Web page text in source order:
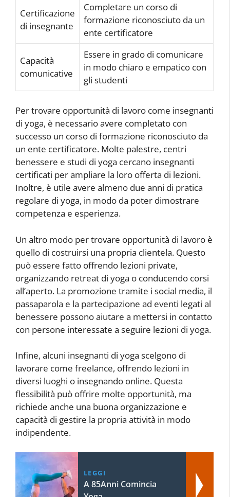
Certificazione
di insegnante
Completare un corso di
formazione riconosciuto da un
ente certificatore
Capacità
comunicative
Essere in grado di comunicare
in modo chiaro e empatico con
gli studenti
Per trovare opportunità di lavoro come insegnanti
di yoga, è necessario avere completato con
successo un corso di formazione riconosciuto da
un ente certificatore. Molte palestre, centri
benessere e studi di yoga cercano insegnanti
certificati per ampliare la loro offerta di lezioni.
Inoltre, è utile avere almeno due anni di pratica
regolare di yoga, in modo da poter dimostrare
competenza e esperienza.
Un altro modo per trovare opportunità di lavoro è
quello di costruirsi una propria clientela. Questo
può essere fatto offrendo lezioni private,
organizzando retreat di yoga o conducendo corsi
all’aperto. La promozione tramite i social media, il
passaparola e la partecipazione ad eventi legati al
benessere possono aiutare a mettersi in contatto
con persone interessate a seguire lezioni di yoga.
Infine, alcuni insegnanti di yoga scelgono di
lavorare come freelance, offrendo lezioni in
diversi luoghi o insegnando online. Questa
flessibilità può offrire molte opportunità, ma
richiede anche una buona organizzazione e
capacità di gestire la propria attività in modo
indipendente.
LEGGI
A 85Anni Comincia